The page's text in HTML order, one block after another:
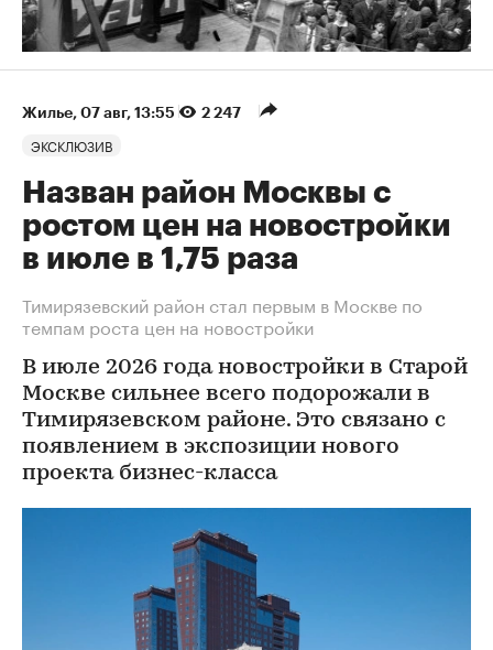
Жилье 07 авг, 13:55 2 247
ЭКСКЛЮЗИВ
Назван район Москвы с
ростом цен на новостройки
в июле в 1,75 раза
Тимирязевский район стал первым в Москве по
темпам роста цен на новостройки
В июле 2026 года новостройки в Старой
Москве сильнее всего подорожали в
Тимирязевском районе. Это связано с
появлением в экспозиции нового
проекта бизнес-класса